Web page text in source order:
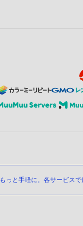
っと手軽に。各サービス